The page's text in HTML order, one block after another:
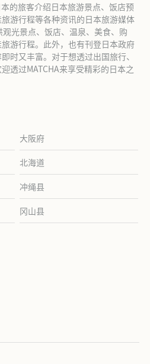
本的旅客介绍日本旅游景点、饭店预
游行程等各种资讯的日本旅游媒体
光景点、饭店、温泉、美食、购
游行程。此外，也有刊登日本政府
时又丰富。对于想透过出国旅行、
透过MATCHA来享受精彩的日本之
大阪府
北海道
冲绳县
冈山县